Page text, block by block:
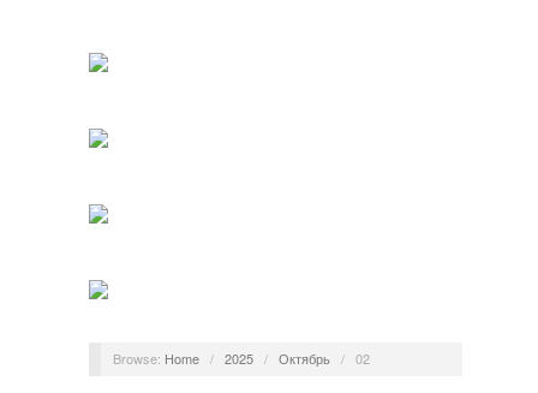
Browse: Home / 2025 / Октябрь / 02